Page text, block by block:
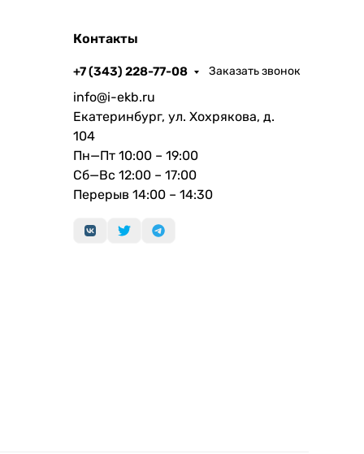
Контакты
+7 (343) 228-77-08 Заказать звонок
info@i-ekb.ru
Екатеринбург, ул. Хохрякова, д.
104
Пн—Пт 10:00 – 19:00
Сб—Вс 12:00 – 17:00
Перерыв 14:00 – 14:30